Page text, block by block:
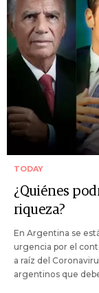
TODAY
¿Quiénes
riqueza?
En Argentina se
urgencia por el
a raíz del
argentinos que